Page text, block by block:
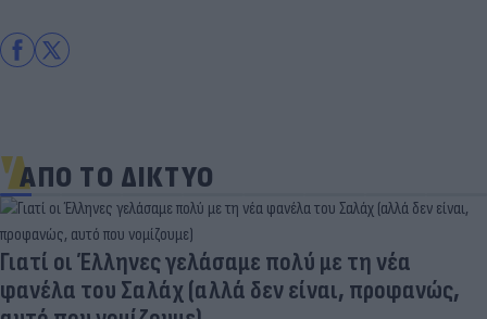
ΑΠΟ ΤΟ ΔΙΚΤΥΟ
Γιατί οι Έλληνες γελάσαμε πολύ με τη νέα
φανέλα του Σαλάχ (αλλά δεν είναι, προφανώς,